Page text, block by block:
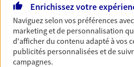
Retraite
Préparez sereinement ce
votre vie avec les conseils
notre solution PER (Plan
spécialement conçue pour la
Enrichissez votre
Naviguez selon vos préférences
marketing et de personnalisation
d'afficher du contenu adapté à vos
publicités personnalisées et de
campagnes.